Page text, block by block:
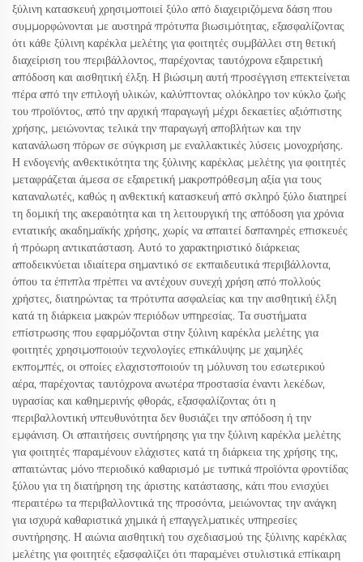
ξύλινη κατασκευή χρησιμοποιεί ξύλο από διαχειριζόμενα δάση που
συμμορφώνονται με αυστηρά πρότυπα βιωσιμότητας, εξασφαλίζοντας
ότι κάθε ξύλινη καρέκλα μελέτης για φοιτητές συμβάλλει στη θετική
διαχείριση του περιβάλλοντος, παρέχοντας ταυτόχρονα εξαιρετική
απόδοση και αισθητική έλξη. Η βιώσιμη αυτή προσέγγιση επεκτείνεται
πέρα από την επιλογή υλικών, καλύπτοντας ολόκληρο τον κύκλο ζωής
του προϊόντος, από την αρχική παραγωγή μέχρι δεκαετίες αξιόπιστης
χρήσης, μειώνοντας τελικά την παραγωγή αποβλήτων και την
κατανάλωση πόρων σε σύγκριση με εναλλακτικές λύσεις μονοχρήσης.
Η ενδογενής ανθεκτικότητα της ξύλινης καρέκλας μελέτης για φοιτητές
μεταφράζεται άμεσα σε εξαιρετική μακροπρόθεσμη αξία για τους
καταναλωτές, καθώς η ανθεκτική κατασκευή από σκληρό ξύλο διατηρεί
τη δομική της ακεραιότητα και τη λειτουργική της απόδοση για χρόνια
εντατικής ακαδημαϊκής χρήσης, χωρίς να απαιτεί δαπανηρές επισκευές
ή πρόωρη αντικατάσταση. Αυτό το χαρακτηριστικό διάρκειας
αποδεικνύεται ιδιαίτερα σημαντικό σε εκπαιδευτικά περιβάλλοντα,
όπου τα έπιπλα πρέπει να αντέχουν συνεχή χρήση από πολλούς
χρήστες, διατηρώντας τα πρότυπα ασφαλείας και την αισθητική έλξη
κατά τη διάρκεια μακρών περιόδων υπηρεσίας. Τα συστήματα
επίστρωσης που εφαρμόζονται στην ξύλινη καρέκλα μελέτης για
φοιτητές χρησιμοποιούν τεχνολογίες επικάλυψης με χαμηλές
εκπομπές, οι οποίες ελαχιστοποιούν τη μόλυνση του εσωτερικού
αέρα, παρέχοντας ταυτόχρονα ανωτέρα προστασία έναντι λεκέδων,
υγρασίας και καθημερινής φθοράς, εξασφαλίζοντας ότι η
περιβαλλοντική υπευθυνότητα δεν θυσιάζει την απόδοση ή την
εμφάνιση. Οι απαιτήσεις συντήρησης για την ξύλινη καρέκλα μελέτης
για φοιτητές παραμένουν ελάχιστες κατά τη διάρκεια της χρήσης της,
απαιτώντας μόνο περιοδικό καθαρισμό με τυπικά προϊόντα φροντίδας
ξύλου για τη διατήρηση της άριστης κατάστασης, κάτι που ενισχύει
περαιτέρω τα περιβαλλοντικά της προσόντα, μειώνοντας την ανάγκη
για ισχυρά καθαριστικά χημικά ή επαγγελματικές υπηρεσίες
συντήρησης. Η αιώνια αισθητική του σχεδιασμού της ξύλινης καρέκλας
μελέτης για φοιτητές εξασφαλίζει ότι παραμένει στυλιστικά επίκαιρη